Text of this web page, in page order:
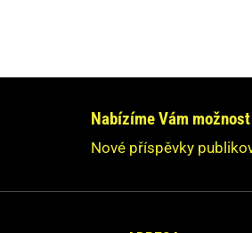
SPLÁVKY A ČIHADLA
STOJANY, VIDLIČKY,
TAŠKY, BATOHY, POUZDRA,
VLASCE, ŠŇŮRY
Nabízíme Vám
Nové příspěvky